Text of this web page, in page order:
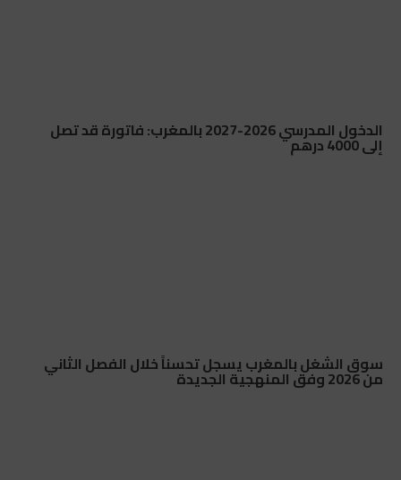
الدخول المدرسي 2026-2027 بالمغرب: فاتورة قد تصل
إلى 4000 درهم
سوق الشغل بالمغرب يسجل تحسناً خلال الفصل الثاني
من 2026 وفق المنهجية الجديدة